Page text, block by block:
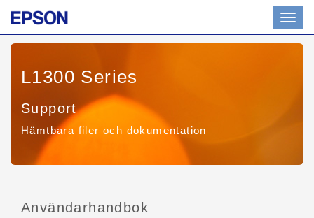
Växla
L1300 Series
Support
Hämtbara filer och dokumentation
Användarhandbok